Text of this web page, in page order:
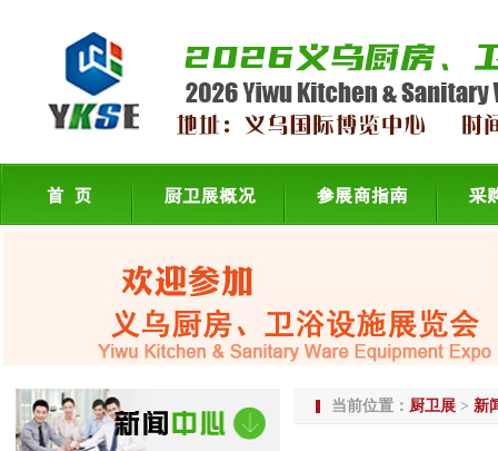
当前位置： 厨卫展 > 新